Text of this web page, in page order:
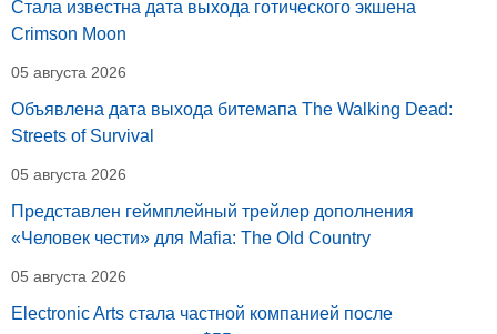
Стала известна дата выхода готического экшена
Crimson Moon
05 августа 2026
Объявлена дата выхода битемапа The Walking Dead:
Streets of Survival
05 августа 2026
Представлен геймплейный трейлер дополнения
«Человек чести» для Mafia: The Old Country
05 августа 2026
Electronic Arts стала частной компанией после